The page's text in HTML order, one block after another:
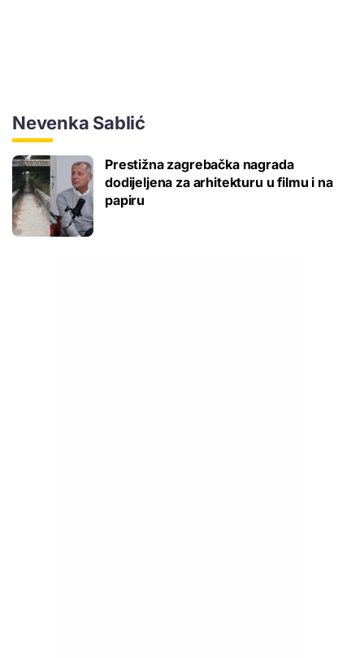
Nevenka Sablić
Prestižna zagrebačka nagrada
dodijeljena za arhitekturu u filmu i na
papiru